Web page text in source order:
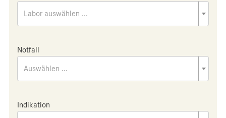
Labor auswählen ...
Notfall
Auswählen ...
Indikation